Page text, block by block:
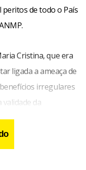
peritos de todo o País
Cristina, que era
ligada a ameaça de
irregulares
validade da
os peritos
trabalho e alegam
segurados